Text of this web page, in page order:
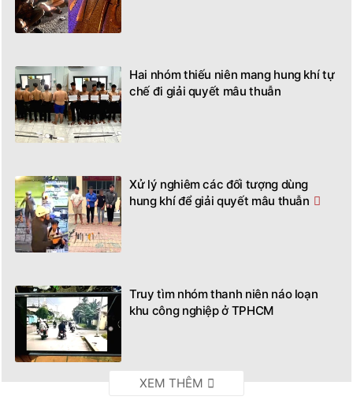
Hai nhóm thiếu niên mang hung khí tự
chế đi giải quyết mâu thuẫn
Xử lý nghiêm các đối tượng dùng
hung khí để giải quyết mâu thuẫn
Truy tìm nhóm thanh niên náo loạn
khu công nghiệp ở TPHCM